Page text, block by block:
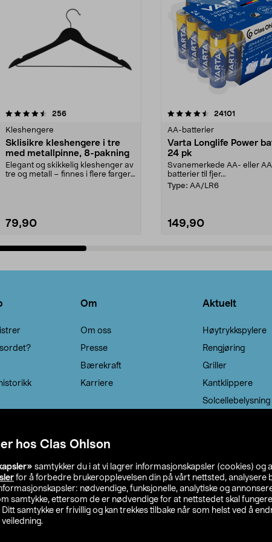
hos Clas Ohlson
samtykker du i at vi lagrer informasjonskapsler (cookies) og
for å forbedre brukeropplevelsen din på vårt nettsted, analysere
nødvendige, funksjonelle, analytiske og
samtykke, ettersom de er nødvendige for at nettstedet skal
Ditt samtykke er frivillig og kan trekkes tilbake når som helst ved å
256anmeldelser
Kleshengere
Sklisikre kleshengere i tre
med metallpinne, 8-pakning
Elegant og skikkelig kleshenger av
tre og metall – finnes i flere farger.
79,90
4.5av 5 stjerner 24101
AA-batterier
Varta Longlife Power
24 pk
Svanemerkede AA- eller
batterier til fjer...
Type: AA/LR6
149,90
4.5av 5 stjerner
Om
Om oss
Presse
Bærekraft
Karriere
Aktuelt
Høytrykkspylere
Rengjøring
Griller
Kantklippere
Solcellebelysning